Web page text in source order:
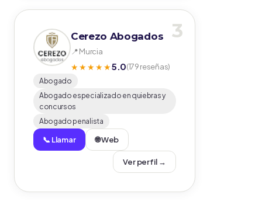
3
Cerezo Abogados
📍 Murcia
★★★★★5.0(179 reseñas)
Abogado
Abogado especializado en quiebras y
concursos
Abogado penalista
📞 Llamar 🌐 Web
Ver perfil →